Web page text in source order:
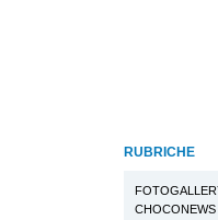
RUBRICHE
CHOCONEWS